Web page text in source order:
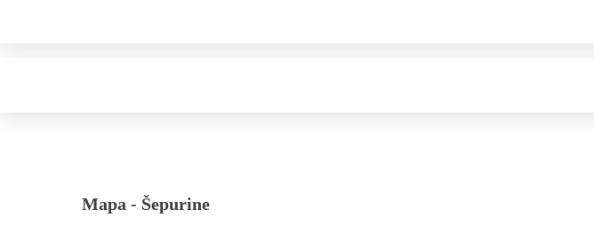
Mapa - Šepurine